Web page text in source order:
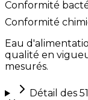
Conformité
Conformité
Eau
qualité en
mesurés.
Détail des 51